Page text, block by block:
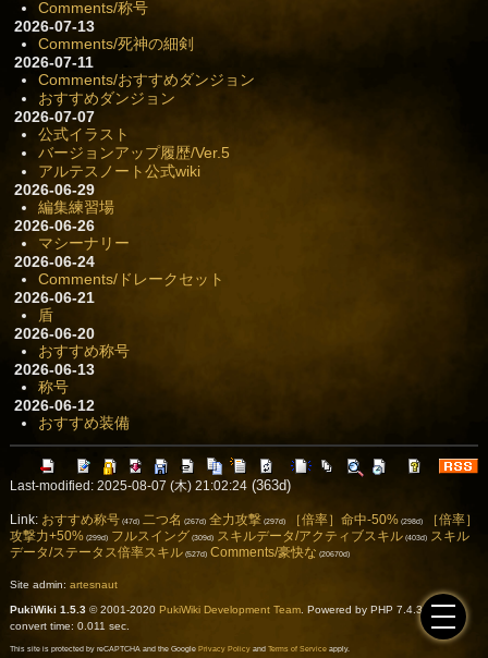
Comments/称号
2026-07-13
Comments/死神の細剣
2026-07-11
Comments/おすすめダンジョン
おすすめダンジョン
2026-07-07
公式イラスト
バージョンアップ履歴/Ver.5
アルテスノート公式wiki
2026-06-29
編集練習場
2026-06-26
マシーナリー
2026-06-24
Comments/ドレークセット
2026-06-21
盾
2026-06-20
おすすめ称号
2026-06-13
称号
2026-06-12
おすすめ装備
Last-modified: 2025-08-07 (木) 21:02:24(363d)
Link: おすすめ称号(47d) 二つ名 (267d) 全力攻撃 (297d) ［倍率］命中-50%(298d)
［倍率］
攻撃力+50%(299d) フルスイング (309d) スキルデータ/アクティブスキル(403d)
スキル
データ/ステータス倍率スキル(527d) Comments/豪快な (20670d)
Site admin: artesnaut
PukiWiki 1.5.3© 2001-2020 PukiWiki Development Team. Powered by PHP 7.4.33. HTML
convert time: 0.011 sec.
This site is protected by reCAPTCHA and the Google Privacy Policyand Terms of Serviceapply.